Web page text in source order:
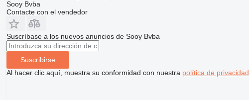
Sooy Bvba
Contacte con el vendedor
Suscríbase a los nuevos anuncios de Sooy Bvba
Suscribirse
Al hacer clic aquí, muestra su conformidad con nuestra política de privacidad